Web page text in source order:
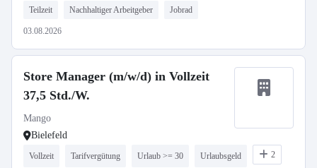
Teilzeit Nachhaltiger Arbeitgeber Jobrad
03.08.2026
Store Manager (m/w/d) in Vollzeit
37,5 Std./W.
Mango
Bielefeld
Vollzeit Tarifvergütung Urlaub >= 30 Urlaubsgeld 2